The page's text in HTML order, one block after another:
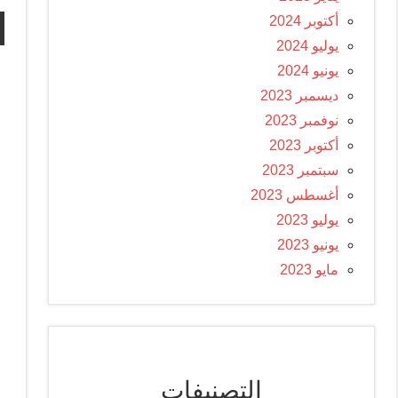
أكتوبر 2024
يوليو 2024
يونيو 2024
ديسمبر 2023
نوفمبر 2023
أكتوبر 2023
سبتمبر 2023
أغسطس 2023
يوليو 2023
يونيو 2023
مايو 2023
التصنيفات